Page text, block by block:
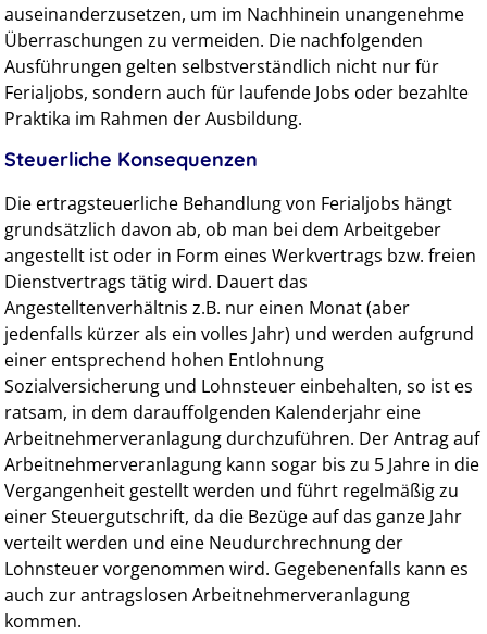
auseinanderzusetzen, um im Nachhinein unangenehme
Überraschungen zu vermeiden. Die nachfolgenden
Ausführungen gelten selbstverständlich nicht nur für
Ferialjobs, sondern auch für laufende Jobs oder bezahlte
Praktika im Rahmen der Ausbildung.
Steuerliche Konsequenzen
Die ertragsteuerliche Behandlung von Ferialjobs hängt
grundsätzlich davon ab, ob man bei dem Arbeitgeber
angestellt ist oder in Form eines Werkvertrags bzw. freien
Dienstvertrags tätig wird. Dauert das
Angestelltenverhältnis z.B. nur einen Monat (aber
jedenfalls kürzer als ein volles Jahr) und werden aufgrund
einer entsprechend hohen Entlohnung
Sozialversicherung und Lohnsteuer einbehalten, so ist es
ratsam, in dem darauffolgenden Kalenderjahr eine
Arbeitnehmerveranlagung durchzuführen. Der Antrag auf
Arbeitnehmerveranlagung kann sogar bis zu 5 Jahre in die
Vergangenheit gestellt werden und führt regelmäßig zu
einer Steuergutschrift, da die Bezüge auf das ganze Jahr
verteilt werden und eine Neudurchrechnung der
Lohnsteuer vorgenommen wird. Gegebenenfalls kann es
auch zur antragslosen Arbeitnehmerveranlagung
kommen.